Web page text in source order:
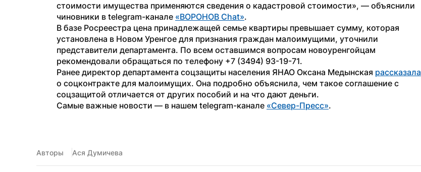
стоимости имущества применяются сведения о кадастровой стоимости», — объяснили
чиновники в telegram-канале «ВОРОНОВ Chat».
В базе Росреестра цена принадлежащей семье квартиры превышает сумму, которая
установлена в Новом Уренгое для признания граждан малоимущими, уточнили
представители департамента. По всем оставшимся вопросам новоуренгойцам
рекомендовали обращаться по телефону +7 (3494) 93-19-71.
Ранее директор департамента соцзащиты населения ЯНАО Оксана Медынская рассказала
о соцконтракте для малоимущих. Она подробно объяснила, чем такое соглашение с
соцзащитой отличается от других пособий и на что дают деньги.
Самые важные новости — в нашем telegram-канале «Север-Пресс».
Авторы Ася Думичева